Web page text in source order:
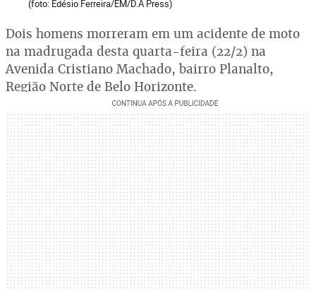
(foto: Edésio Ferreira/EM/D.A Press)
Dois homens morreram em um acidente de moto
na madrugada desta quarta-feira (22/2) na
Avenida Cristiano Machado, bairro Planalto,
Região Norte de Belo Horizonte.